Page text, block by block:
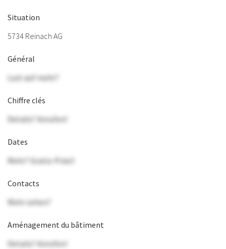
Situation
5734 Reinach AG
Général
Lust auf mehr?
Chiffre clés
Details? Anrufen!
Dates
Mehr? Gratis-Präsi!
Contacts
Mehr sehen?
Aménagement du bâtiment
Details? Anrufen!